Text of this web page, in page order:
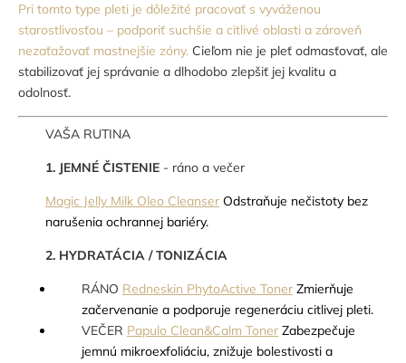
Pri tomto type pleti je dôležité pracovať s vyváženou
starostlivosťou – podporiť suchšie a citlivé oblasti a zároveň
nezaťažovať mastnejšie zóny. Cieľom nie je pleť odmasťovať, ale
stabilizovať jej správanie a dlhodobo zlepšiť jej kvalitu a
odolnosť.
VAŠA RUTINA
1. JEMNÉ ČISTENIE - ráno a večer
Magic Jelly Milk Oleo Cleanser Odstraňuje nečistoty bez
narušenia ochrannej bariéry.
2. HYDRATÁCIA / TONIZÁCIA
RÁNO Redneskin PhytoActive Toner Zmierňuje
začervenanie a podporuje regeneráciu citlivej pleti.
VEČER Papulo Clean&Calm Toner Zabezpečuje
jemnú mikroexfoliáciu, znižuje bolestivosti a